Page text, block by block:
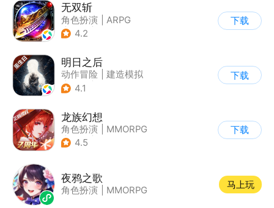
无双斩
角色扮演
ARPG
| 传奇
4.2
下载
明日之后
动作冒险
建造模拟
| 丧尸
4.1
下载
龙族幻想
角色扮演
MMORPG
| 奇幻
4.5
下载
夜鸦之歌
角色扮演 MMORPG
马上玩